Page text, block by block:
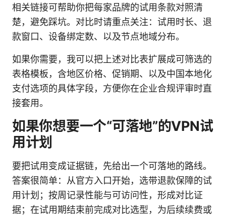
相关链接可帮助你把每家品牌的试用条款对照清
楚，避免踩坑。对比时请重点关注：试用时长、退
款窗口、设备绑定数、以及节点地域分布。
如果你需要，我可以把上述对比表扩展成可筛选的
表格模板，含地区价格、促销期、以及中国本地化
支付选项的具体字段，方便你在企业合规评审时直
接套用。
如果你想要一个“可落地”的VPN试
用计划
要把试用变成证据链，先给出一个可落地的路线。
答案很简单：从官方入口开始，选带退款保障的试
用计划；按周记录性能与可访问性，形成对比证
据；在试用期结束前完成对比选型，为后续续费或